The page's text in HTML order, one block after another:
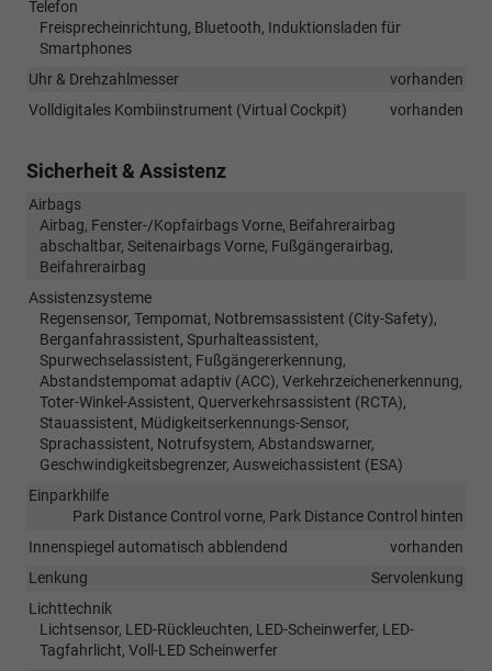
Telefon
Freisprecheinrichtung, Bluetooth, Induktionsladen für
Smartphones
Uhr & Drehzahlmesser
vorhanden
Volldigitales Kombiinstrument (Virtual Cockpit)
vorhanden
Sicherheit & Assistenz
Airbags
Airbag, Fenster-/Kopfairbags Vorne, Beifahrerairbag
abschaltbar, Seitenairbags Vorne, Fußgängerairbag,
Beifahrerairbag
Assistenzsysteme
Regensensor, Tempomat, Notbremsassistent (City-Safety),
Berganfahrassistent, Spurhalteassistent,
Spurwechselassistent, Fußgängererkennung,
Abstandstempomat adaptiv (ACC), Verkehrzeichenerkennung,
Toter-Winkel-Assistent, Querverkehrsassistent (RCTA),
Stauassistent, Müdigkeitserkennungs-Sensor,
Sprachassistent, Notrufsystem, Abstandswarner,
Geschwindigkeitsbegrenzer, Ausweichassistent (ESA)
Einparkhilfe
Park Distance Control vorne, Park Distance Control hinten
Innenspiegel automatisch abblendend
vorhanden
Lenkung
Servolenkung
Lichttechnik
Lichtsensor, LED-Rückleuchten, LED-Scheinwerfer, LED-
Tagfahrlicht, Voll-LED Scheinwerfer